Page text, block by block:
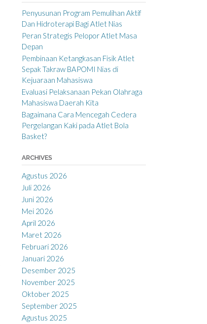
Penyusunan Program Pemulihan Aktif
Dan Hidroterapi Bagi Atlet Nias
Peran Strategis Pelopor Atlet Masa
Depan
Pembinaan Ketangkasan Fisik Atlet
Sepak Takraw BAPOMI Nias di
Kejuaraan Mahasiswa
Evaluasi Pelaksanaan Pekan Olahraga
Mahasiswa Daerah Kita
Bagaimana Cara Mencegah Cedera
Pergelangan Kaki pada Atlet Bola
Basket?
ARCHIVES
Agustus 2026
Juli 2026
Juni 2026
Mei 2026
April 2026
Maret 2026
Februari 2026
Januari 2026
Desember 2025
November 2025
Oktober 2025
September 2025
Agustus 2025